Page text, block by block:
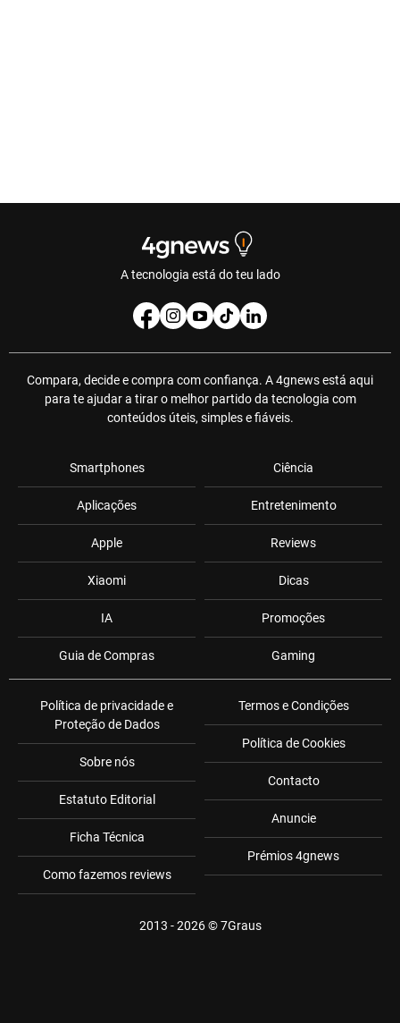
A tecnologia está do teu lado
Compara, decide e compra com confiança. A 4gnews está aqui
para te ajudar a tirar o melhor partido da tecnologia com
conteúdos úteis, simples e fiáveis.
Smartphones
Aplicações
Apple
Xiaomi
IA
Guia de Compras
Ciência
Entretenimento
Reviews
Dicas
Promoções
Gaming
Política de privacidade e
Proteção de Dados
Sobre nós
Estatuto Editorial
Ficha Técnica
Como fazemos reviews
Termos e Condições
Política de Cookies
Contacto
Anuncie
Prémios 4gnews
2013 - 2026 ©7Graus